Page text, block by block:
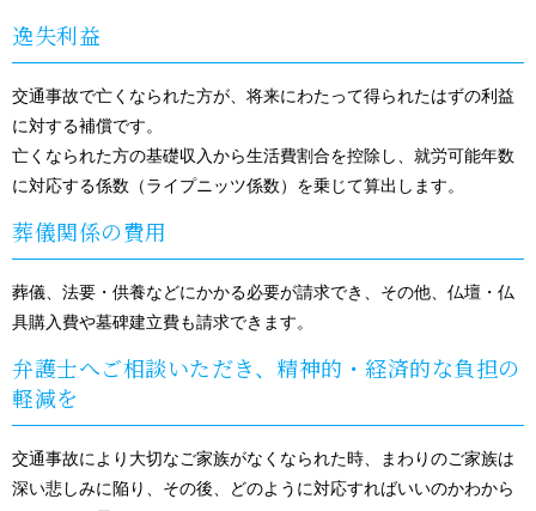
逸失利益
交通事故で亡くなられた方が、将来にわたって得られたはずの利益
に対する補償です。
亡くなられた方の基礎収入から生活費割合を控除し、就労可能年数
に対応する係数（ライプニッツ係数）を乗じて算出します。
葬儀関係の費用
葬儀、法要・供養などにかかる必要が請求でき、その他、仏壇・仏
具購入費や墓碑建立費も請求できます。
弁護士へご相談いただき、精神的・経済的な負担の
軽減を
交通事故により大切なご家族がなくなられた時、まわりのご家族は
深い悲しみに陥り、その後、どのように対応すればいいのかわから